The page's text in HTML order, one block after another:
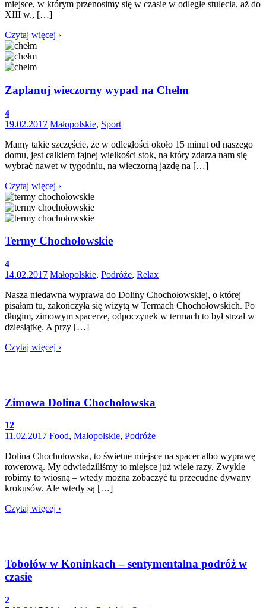
miejsce, w którym przenosimy się w czasie w odległe stulecia, aż do
XIII w., […]
Czytaj więcej ›
Zaplanuj wieczorny wypad na Chełm
4
19.02.2017 Małopolskie, Sport
Mamy takie szczęście, że w odległości około 15 minut od naszego
domu, jest całkiem fajnej wielkości stok, na który zdarza nam się
wybrać nawet w tygodniu, na wieczorną jazdę na […]
Czytaj więcej ›
Termy Chochołowskie
4
14.02.2017 Małopolskie, Podróże, Relax
Nasza niedawna wyprawa do Doliny Chochołowskiej, o której
pisałam tu, zakończyła się wizytą w Termach Chochołowskich. Po
długim, zimowym spacerze, odpoczynek w termach to był strzał w
dziesiątkę. A przy […]
Czytaj więcej ›
Zimowa Dolina Chochołowska
12
11.02.2017 Food, Małopolskie, Podróże
Dolina Chochołowska, to świetne miejsce na spacer albo wyprawę
rowerową. My odwiedziliśmy to miejsce już wiele razy. Zwykle
robimy to wiosną – wtedy można zobaczyć tu przecudne dywany
krokusów. Ale wtedy są […]
Czytaj więcej ›
Tobołów w Koninkach – sentymentalna podróż w
czasie
2